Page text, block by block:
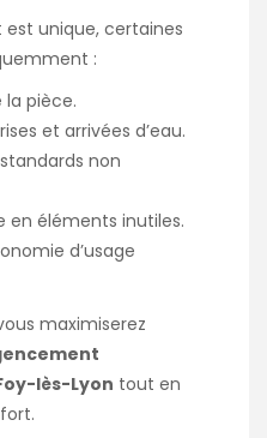
unique, certaines
:
la pièce.
et arrivées d’eau.
non
en éléments inutiles.
d’usage
maximiserez
lès-Lyon tout en